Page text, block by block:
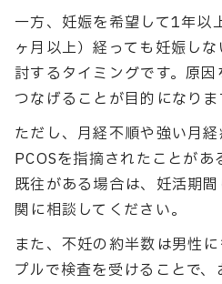
一方、妊娠を希望して1年以
ヶ月以上）経っても妊娠し
討するタイミングです。原
つなげることが目的になりま
ただし、月経不順や強い月
PCOSを指摘されたことがあ
既往がある場合は、妊活期
関に相談してください。
また、不妊の約半数は男性
プルで検査を受けることで、